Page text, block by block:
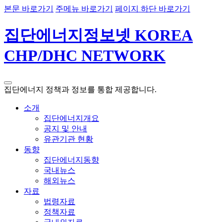
본문 바로가기 주메뉴 바로가기 페이지 하단 바로가기
집단에너지정보넷 KOREA
CHP/DHC NETWORK
집단에너지 정책과 정보를 통합 제공합니다.
소개
집단에너지개요
공지 및 안내
유관기관 현황
동향
집단에너지동향
국내뉴스
해외뉴스
자료
법령자료
정책자료